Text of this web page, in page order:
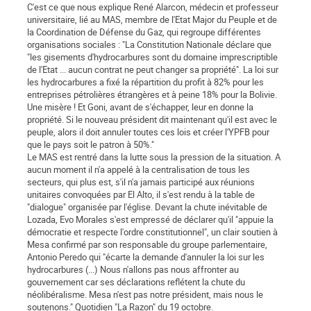
C'est ce que nous explique René Alarcon, médecin et professeur
universitaire, lié au MAS, membre de l'Etat Major du Peuple et de
la Coordination de Défense du Gaz, qui regroupe différentes
organisations sociales : "La Constitution Nationale déclare que
"les gisements d'hydrocarbures sont du domaine imprescriptible
de l'Etat ... aucun contrat ne peut changer sa propriété". La loi sur
les hydrocarbures a fixé la répartition du profit à 82% pour les
entreprises pétrolières étrangères et à peine 18% pour la Bolivie.
Une misère ! Et Goni, avant de s'échapper, leur en donne la
propriété. Si le nouveau président dit maintenant qu'il est avec le
peuple, alors il doit annuler toutes ces lois et créer l'YPFB pour
que le pays soit le patron à 50%."
Le MAS est rentré dans la lutte sous la pression de la situation. A
aucun moment il n'a appelé à la centralisation de tous les
secteurs, qui plus est, s'il n'a jamais participé aux réunions
unitaires convoquées par El Alto, il s'est rendu à la table de
"dialogue" organisée par l'église. Devant la chute inévitable de
Lozada, Evo Morales s'est empressé de déclarer qu'il "appuie la
démocratie et respecte l'ordre constitutionnel", un clair soutien à
Mesa confirmé par son responsable du groupe parlementaire,
Antonio Peredo qui "écarte la demande d'annuler la loi sur les
hydrocarbures (...) Nous n'allons pas nous affronter au
gouvernement car ses déclarations reflétent la chute du
néolibéralisme. Mesa n'est pas notre président, mais nous le
soutenons." Quotidien "La Razon" du 19 octobre.